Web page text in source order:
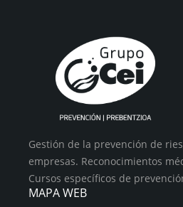
Gestión de la prevención de
empresas. Reconocimientos
Cursos específicos de
MAPA WEB